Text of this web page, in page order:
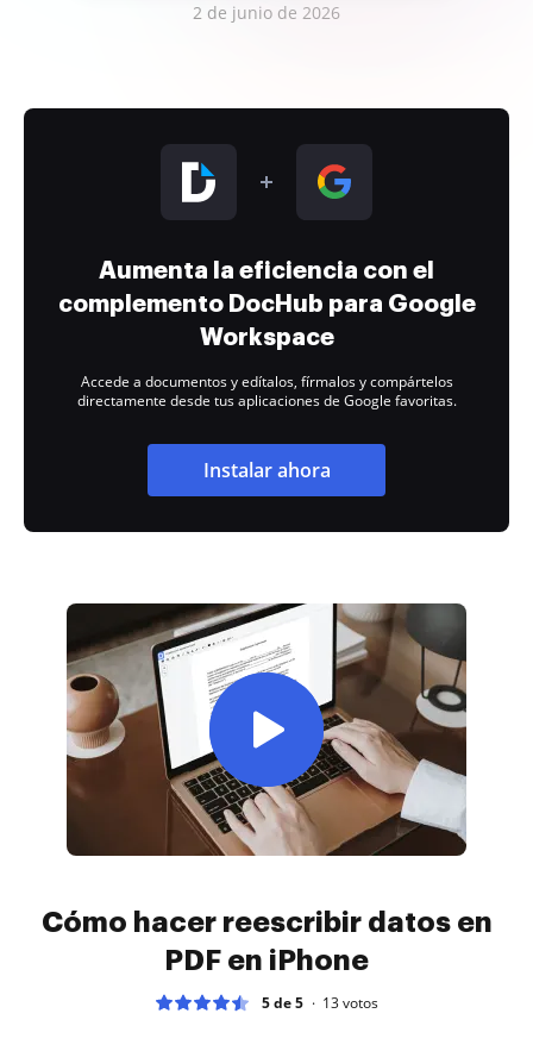
2 de junio de 2026
Aumenta la eficiencia con el
complemento DocHub para Google
Workspace
Accede a documentos y edítalos, fírmalos y compártelos
directamente desde tus aplicaciones de Google favoritas.
Instalar ahora
Cómo hacer reescribir datos en
PDF en iPhone
5 de 5 13votos